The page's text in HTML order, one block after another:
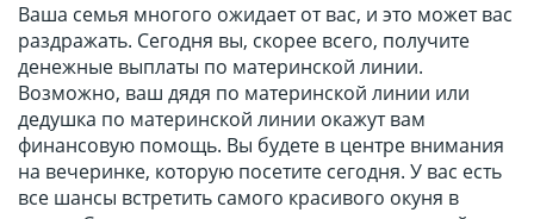
Ваша семья многого ожидает от вас, и это может вас
раздражать. Сегодня вы, скорее всего, получите
денежные выплаты по материнской линии.
Возможно, ваш дядя по материнской линии или
дедушка по материнской линии окажут вам
финансовую помощь. Вы будете в центре внимания
на вечеринке, которую посетите сегодня. У вас есть
все шансы встретить самого красивого окуня в